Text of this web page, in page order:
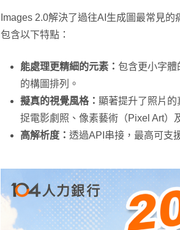
Images 2.0解決了過往AI生成圖最常見
包含以下特點：
能處理更精細的元素： 包含更小字體
的構圖排列。
擬真的視覺風格： 顯著提升了照片
捉電影劇照、像素藝術（Pixel Art）
高解析度： 透過API串接，最高可支